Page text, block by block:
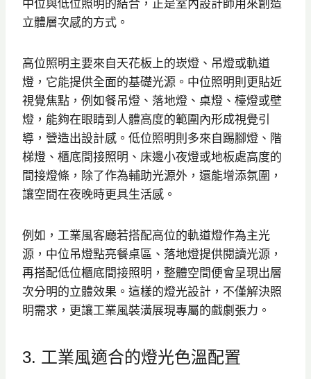
中位與低位照明的結合，正是室內設計師用來創造
立體層次感的方式。
高位照明主要來自天花板上的崁燈、吊燈或軌道
燈，它能提供全面的基礎光源。中位照明則更貼近
視覺焦點，例如餐吊燈、落地燈、桌燈、檯燈或壁
燈，能夠在眼睛到人體高度的範圍內形成視覺引
導，營造出設計感。低位照明則多來自踢腳燈、階
梯燈、櫃底間接照明、床邊小夜燈或地板處高度的
間接燈條，除了作為輔助光源外，還能增添氛圍，
讓空間在夜晚時更具生活感。
例如，工業風客廳若搭配高位的軌道燈作為主光
源，中位吊燈點亮餐桌區、落地燈提供閱讀光源，
再搭配低位櫃底間接照明，整體空間便會呈現出層
次分明的立體效果。這樣的燈光設計，不僅解決照
明需求，更讓工業風裝潢展現專屬的戲劇張力。
3. 工業風適合的燈光色溫配置